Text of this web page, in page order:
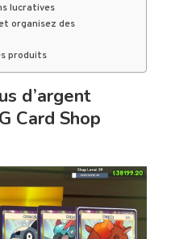
lucratives
organisez des
produits
d’argent
Card Shop